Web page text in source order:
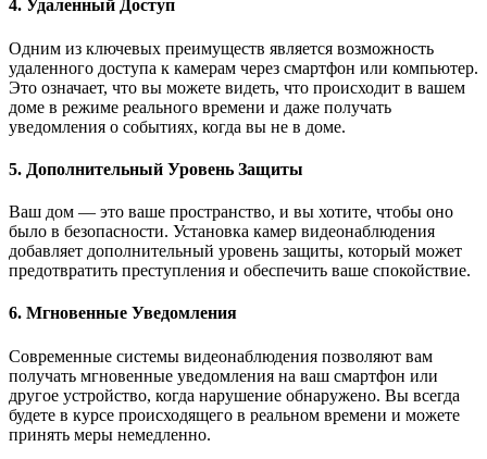
4. Удаленный Доступ
Одним из ключевых преимуществ является возможность
удаленного доступа к камерам через смартфон или компьютер.
Это означает, что вы можете видеть, что происходит в вашем
доме в режиме реального времени и даже получать
уведомления о событиях, когда вы не в доме.
5. Дополнительный Уровень Защиты
Ваш дом — это ваше пространство, и вы хотите, чтобы оно
было в безопасности. Установка камер видеонаблюдения
добавляет дополнительный уровень защиты, который может
предотвратить преступления и обеспечить ваше спокойствие.
6. Мгновенные Уведомления
Современные системы видеонаблюдения позволяют вам
получать мгновенные уведомления на ваш смартфон или
другое устройство, когда нарушение обнаружено. Вы всегда
будете в курсе происходящего в реальном времени и можете
принять меры немедленно.